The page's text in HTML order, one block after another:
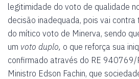
legitimidade do voto de qualidade
decisão inadequada, pois vai
do mítico voto de Minerva, sendo
um voto duplo, o que reforça sua
confirmado através do RE 940769/
Ministro Edson Fachin, que